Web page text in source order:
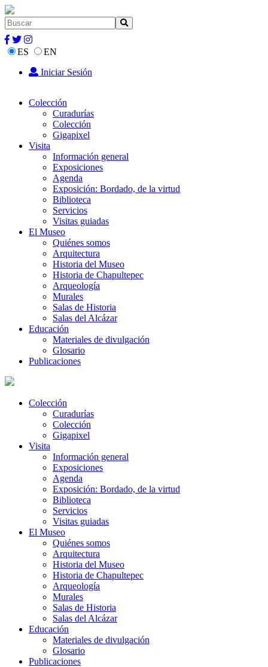
ES
EN
Iniciar Sesión
Colección
Curadurías
Colección
Gigapixel
Visita
Información general
Exposiciones
Agenda
Exposición: Bordado, de la virtud
Biblioteca
Servicios
Visitas guiadas
El Museo
Quiénes somos
Arquitectura
Historia del Museo
Historia de Chapultepec
Arqueología
Murales
Salas de Historia
Salas del Alcázar
Educación
Materiales de divulgación
Glosario
Publicaciones
Colección
Curadurías
Colección
Gigapixel
Visita
Información general
Exposiciones
Agenda
Exposición: Bordado, de la virtud
Biblioteca
Servicios
Visitas guiadas
El Museo
Quiénes somos
Arquitectura
Historia del Museo
Historia de Chapultepec
Arqueología
Murales
Salas de Historia
Salas del Alcázar
Educación
Materiales de divulgación
Glosario
Publicaciones